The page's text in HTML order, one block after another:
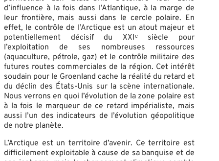
d’influence à la fois dans l’Atlantique, à la marge de
leur frontière, mais aussi dans le cercle polaire. En
effet, le contrôle de l’Arctique est un atout majeur et
potentiellement décisif du XXIᵉ siècle pour
l’exploitation de ses nombreuses ressources
(aquaculture, pétrole, gaz) et le contrôle militaire des
futures routes commerciales de la région. Cet intérêt
soudain pour le Groenland cache la réalité du retard et
du déclin des États-Unis sur la scène internationale.
Nous verrons en quoi l’évolution de la zone polaire est
à la fois le marqueur de ce retard impérialiste, mais
aussi l’un des indicateurs de l’évolution géopolitique
de notre planète.
L’Arctique est un territoire d’avenir. Ce territoire est
difficilement exploitable à cause de sa banquise et de